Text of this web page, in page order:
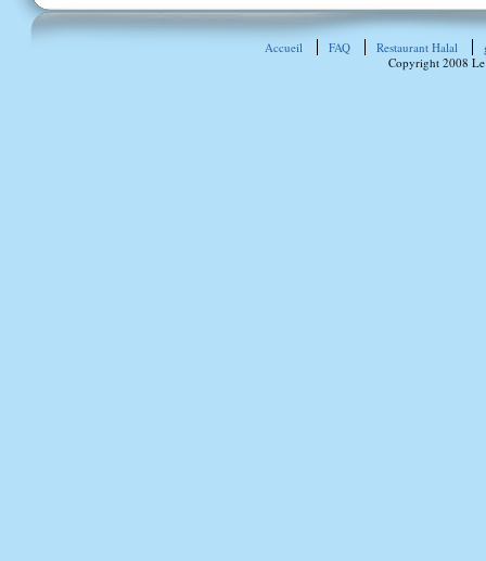
Accueil FAQ Restaurant Halal
Copyright 2008